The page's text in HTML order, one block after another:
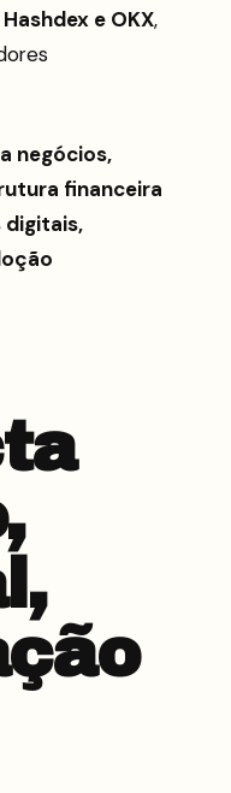
e OKX,
negócios,
financeira
digitais,